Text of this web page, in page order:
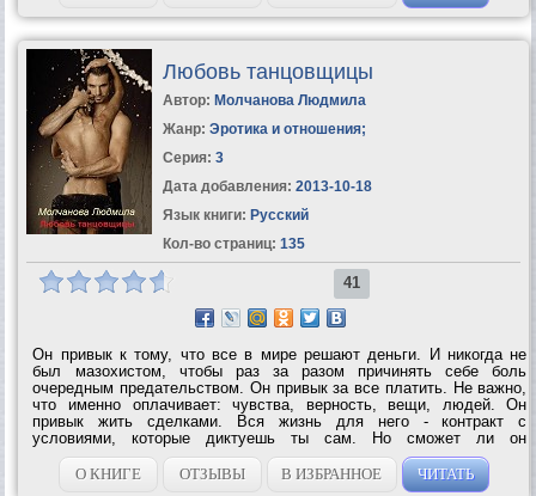
Любовь танцовщицы
Автор: Молчанова Людмила
Жанр: Эротика и отношения;
Серия: 3
Дата добавления: 2013-10-18
Язык книги: Русский
Кол-во страниц: 135
41
Он привык к тому, что все в мире решают деньги. И никогда не
был мазохистом, чтобы раз за разом причинять себе боль
очередным предательством. Он привык за все платить. Не важно,
что именно оплачивает: чувства, верность, вещи, людей. Он
привык жить сделками. Вся жизнь для него - контракт с
условиями, которые диктуешь ты сам. Но сможет ли он
измениться и заплатить самую большую цену за свой куш? Она
привыкла, что в ее мире все решают деньги,...
О КНИГЕ ОТЗЫВЫ В ИЗБРАННОЕ ЧИТАТЬ